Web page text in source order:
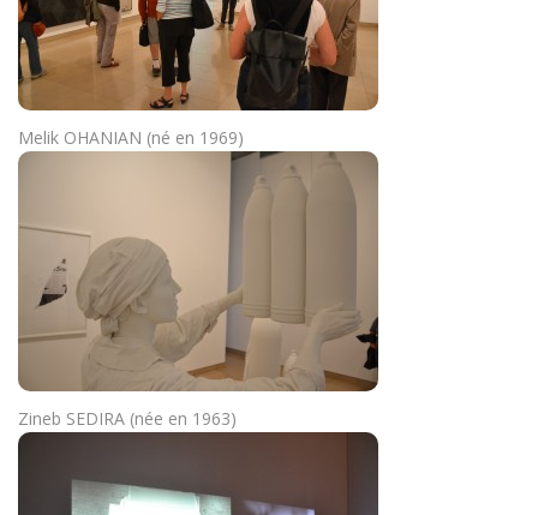
Melik OHANIAN (né en 1969)
Zineb SEDIRA (née en 1963)